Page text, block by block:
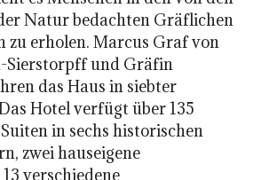
Natur bedachten Gräflichen
zu erholen. Marcus Graf von
Sierstorpff und Gräfin
das Haus in siebter
Hotel verfügt über 135
in sechs historischen
zwei hauseigene
verschiedene